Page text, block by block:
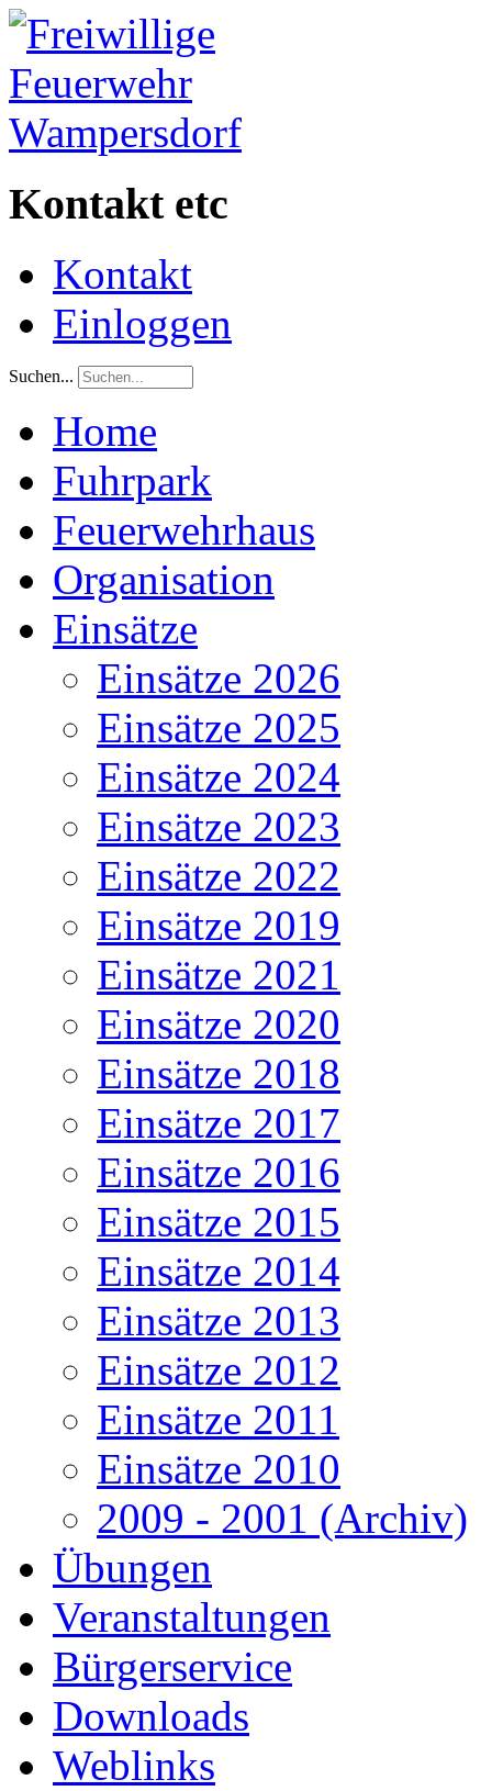
Kontakt etc
Kontakt
Einloggen
Suchen...
Home
Fuhrpark
Feuerwehrhaus
Organisation
Einsätze
Einsätze 2026
Einsätze 2025
Einsätze 2024
Einsätze 2023
Einsätze 2022
Einsätze 2019
Einsätze 2021
Einsätze 2020
Einsätze 2018
Einsätze 2017
Einsätze 2016
Einsätze 2015
Einsätze 2014
Einsätze 2013
Einsätze 2012
Einsätze 2011
Einsätze 2010
2009 - 2001 (Archiv)
Übungen
Veranstaltungen
Bürgerservice
Downloads
Weblinks